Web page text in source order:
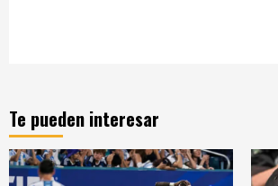
Te pueden interesar